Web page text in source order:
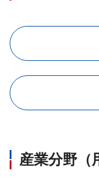
産業分野（